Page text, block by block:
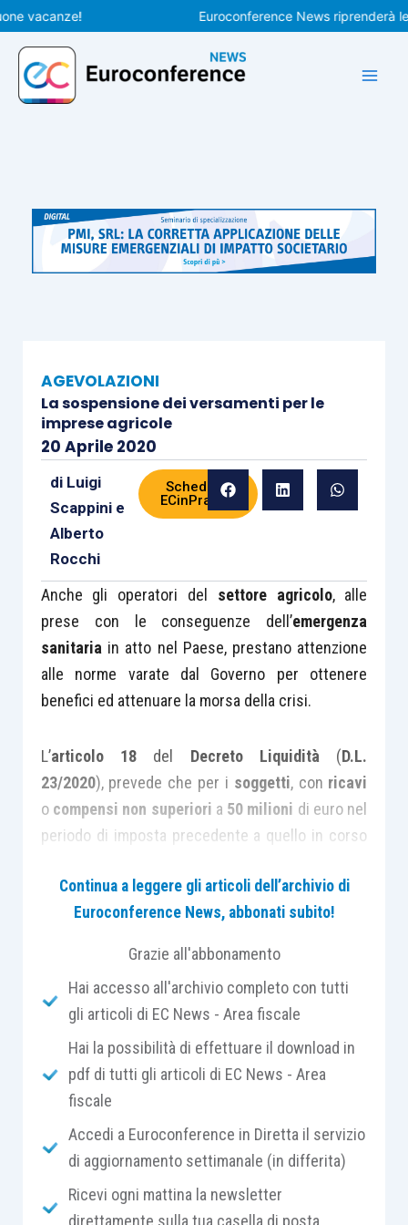
Vai
al
contenuto
Euroconference News riprenderà le
AGEVOLAZIONI
La sospensione dei versamenti per le
imprese agricole
20 Aprile 2020
di Luigi
Scappinie
Alberto
Rocchi
Scheda di
ECinPratica
Anche gli operatori del settore agricolo, alle
prese con le conseguenze dell’emergenza
sanitaria in atto nel Paese, prestano attenzione
alle norme varate dal Governo per ottenere
benefici ed attenuare la morsa della crisi.
L’articolo 18 del Decreto Liquidità (D.L.
23/2020), prevede che per i soggetti, con ricavi
o compensi non superiori a 50 milioni di euro nel
periodo di imposta precedente a quello in corso
versamentiin autoliquidazione in scadenza nel
mese di aprile 2020 e nel mese di maggio 2020,
relative all’addizionale regionale e comunale
Iva. La sospensione si applica anche con
riferimento aicontributi previdenziali e
assistenzialie aipremi per l’assicurazione
obbligatoria
Sulle prime, la norma era parsa didubbia
Continua a leggere gli articoli dell’archivio di
Euroconference News, abbonati subito!
Grazie all'abbonamento
Hai accesso all'archivio completo con tutti
gli articoli di EC News - Area fiscale
Hai la possibilità di effettuare il download in
pdf di tutti gli articoli di EC News - Area
fiscale
Accedi a Euroconference in Diretta il servizio
di aggiornamento settimanale (in differita)
Ricevi ogni mattina la newsletter
direttamente sulla tua casella di posta